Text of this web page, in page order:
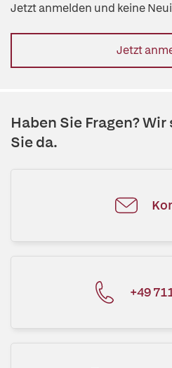
Jetzt anmelden und keine
Jetzt
Haben Sie Fragen?
Sie da.
+49